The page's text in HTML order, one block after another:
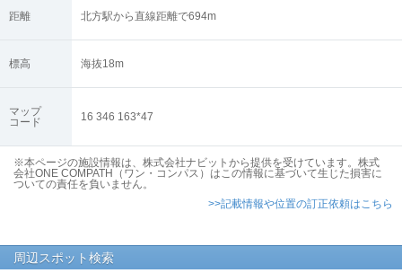
距離 北方駅から直線距離で694m
標高 海抜18m
マップ
コード
16 346 163*47
※本ページの施設情報は、株式会社ナビットから提供を受けています。株式
会社ONE COMPATH（ワン・コンパス）はこの情報に基づいて生じた損害に
ついての責任を負いません。
>>記載情報や位置の訂正依頼はこちら
周辺スポット検索